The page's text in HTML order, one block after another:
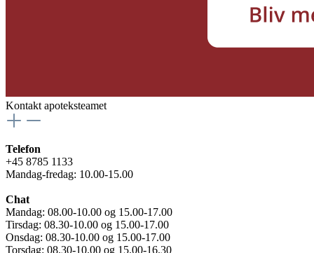
Kontakt apoteksteamet
Telefon
+45 8785 1133
Mandag-fredag: 10.00-15.00
Chat
Mandag: 08.00-10.00 og 15.00-17.00
Tirsdag: 08.30-10.00 og 15.00-17.00
Onsdag: 08.30-10.00 og 15.00-17.00
Torsdag: 08.30-10.00 og 15.00-16.30